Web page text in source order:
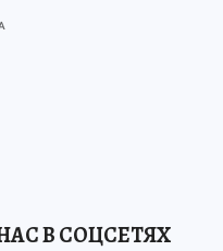
В СОЦСЕТЯХ